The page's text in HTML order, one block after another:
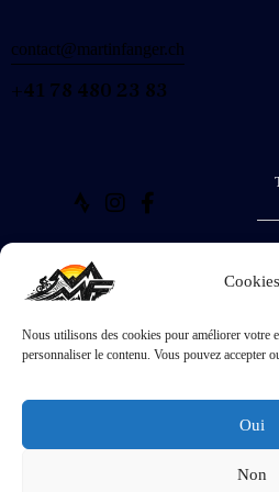
Cookies
Nous utilisons des cookies pour améliorer votre
personnaliser le contenu. Vous pouvez accepter
Oui
Non
contact@martinfanger.ch
J'accepte laPolitique de confidentialité